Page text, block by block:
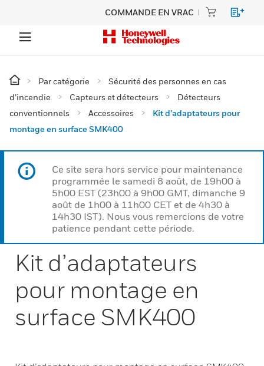
COMMANDE EN VRAC
Par catégorie
Sécurité des personnes en cas
d’incendie
Capteurs et détecteurs
Détecteurs
conventionnels
Accessoires
Kit d’adaptateurs pour
montage en surface SMK400
Ce site sera hors service pour maintenance
programmée le samedi 8 août, de 19h00 à
5h00 EST (23h00 à 9h00 GMT, dimanche 9
août de 1h00 à 11h00 CET et de 4h30 à
14h30 IST). Nous vous remercions de votre
patience pendant cette période.
Kit d’adaptateurs
pour montage en
surface SMK400